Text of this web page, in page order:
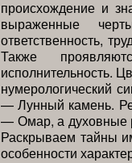
происхождение и
выраженные
ответственность,
Также
исполнительность.
нумерологический
— Лунный камень.
— Омар, а духовные
Раскрываем тайны
особенности